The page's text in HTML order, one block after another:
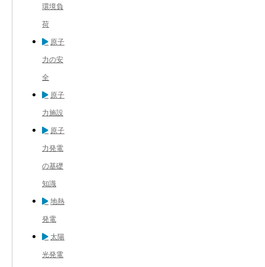
環境負
荷
原子
力の安
全
原子
力施設
原子
力発電
の基礎
知識
地熱
発電
太陽
光発電